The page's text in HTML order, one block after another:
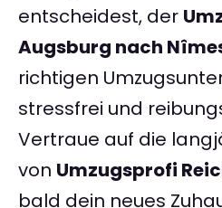
entscheidest, der
Augsburg nach
richtigen
stressfrei und
Vertraue auf die
von Umzugsprofi
bald dein neues